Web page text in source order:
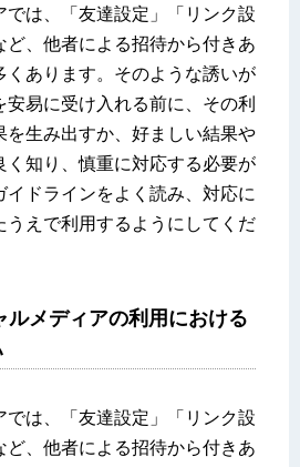
では、「友達設定」「リンク設
ど、他者による招待から付きあ
くあります。そのような誘いが
安易に受け入れる前に、その利
を生み出すか、好ましい結果や
く知り、慎重に対応する必要が
イドラインをよく読み、対応に
うえで利用するようにしてくだ
ルメディアの利用における
では、「友達設定」「リンク設
ど、他者による招待から付きあ